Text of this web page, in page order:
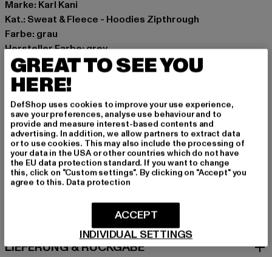
Marke: Karl Kani
Kat.: Sweat & Fleece - Hoodies Zipthrough
Farbe: grau
Hersteller Farbe: grey
Materialzusammensetzung: 80% Baumwolle, 20%
Polyester
Art.Nr: PD00009883-00111
Hersteller: Urban Styles Agency GmbH & Co. KG |
agentur@urbanstylesagency.com
Schanzenstraße 41 | 51063 Köln | DE
GRÖSSE & PASSFORM
LIEFERUNG & RÜCKGABE
GREAT TO SEE YOU
HERE!
DefShop uses cookies to improve your use experience,
save your preferences, analyse use behaviour and to
provide and measure interest-based contents and
advertising. In addition, we allow partners to extract data
or to use cookies. This may also include the processing of
your data in the USA or other countries which do not have
the EU data protection standard. If you want to change
this, click on "Custom settings". By clicking on "Accept" you
agree to this. Data protection
INDIVIDUAL SETTINGS
ACCEPT